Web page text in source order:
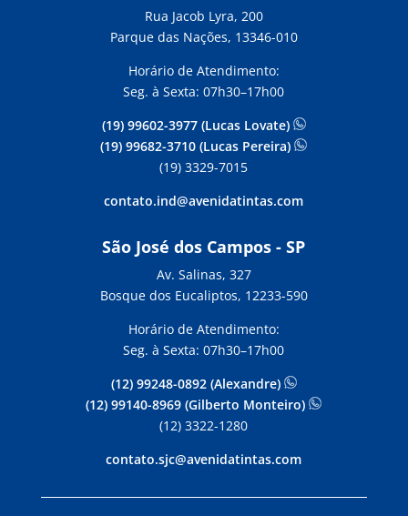
Rua Jacob Lyra, 200
Parque das Nações, 13346-010
Horário de Atendimento:
Seg. à Sexta: 07h30–17h00
(19) 99602-3977 (Lucas Lovate)
(19) 99682-3710 (Lucas Pereira)
(19) 3329-7015
contato.ind@avenidatintas.com
São José dos Campos - SP
Av. Salinas, 327
Bosque dos Eucaliptos, 12233-590
Horário de Atendimento:
Seg. à Sexta: 07h30–17h00
(12) 99248-0892 (Alexandre)
(12) 99140-8969 (Gilberto Monteiro)
(12) 3322-1280
contato.sjc@avenidatintas.com